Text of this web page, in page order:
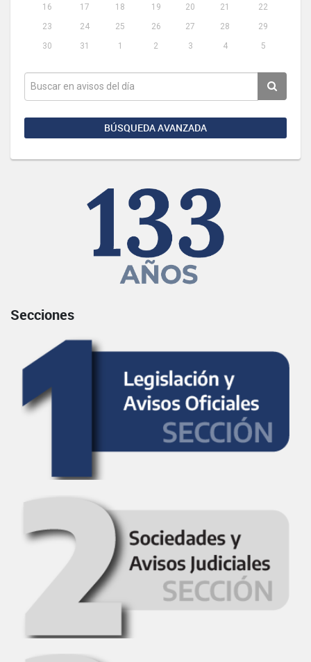
16
17 18 19 20 21
22
23
24 25 26 27 28
29
30
31 1 2 3 4 5
BÚSQUEDA AVANZADA
Secciones